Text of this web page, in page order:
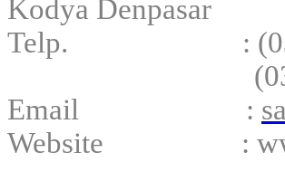
Kodya Denpasar
Telp. :
(0361)
Email :
Website :